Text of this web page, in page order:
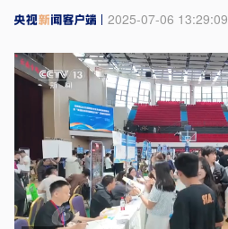
2025-07-06 13:29:09